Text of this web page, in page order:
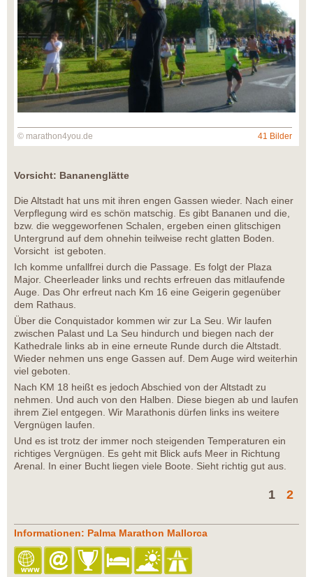
© marathon4you.de 41 Bilder
Vorsicht: Bananenglätte
Die Altstadt hat uns mit ihren engen Gassen wieder. Nach einer
Verpflegung wird es schön matschig. Es gibt Bananen und die,
bzw. die weggeworfenen Schalen, ergeben einen glitschigen
Untergrund auf dem ohnehin teilweise recht glatten Boden.
Vorsicht ist geboten.
Ich komme unfallfrei durch die Passage. Es folgt der Plaza
Major. Cheerleader links und rechts erfreuen das mitlaufende
Auge. Das Ohr erfreut nach Km 16 eine Geigerin gegenüber
dem Rathaus.
Über die Conquistador kommen wir zur La Seu. Wir laufen
zwischen Palast und La Seu hindurch und biegen nach der
Kathedrale links ab in eine erneute Runde durch die Altstadt.
Wieder nehmen uns enge Gassen auf. Dem Auge wird weiterhin
viel geboten.
Nach KM 18 heißt es jedoch Abschied von der Altstadt zu
nehmen. Und auch von den Halben. Diese biegen ab und laufen
ihrem Ziel entgegen. Wir Marathonis dürfen links ins weitere
Vergnügen laufen.
Und es ist trotz der immer noch steigenden Temperaturen ein
richtiges Vergnügen. Es geht mit Blick aufs Meer in Richtung
Arenal. In einer Bucht liegen viele Boote. Sieht richtig gut aus.
1 2
Informationen: Palma Marathon Mallorca